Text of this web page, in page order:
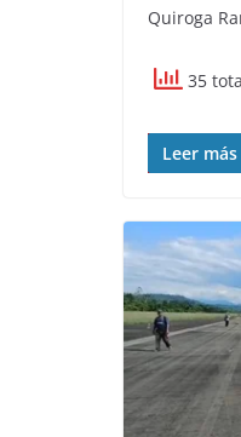
Quiroga
35
Leer más